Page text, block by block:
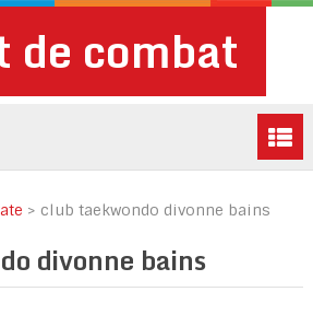
de combat
> club taekwondo divonne bains
divonne bains